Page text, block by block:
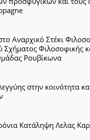
Αναρχικό Στέκι
Σχήματος Φιλοσοφικής
Ρουβίκωνα
στην κοινότητα
Κατάληψη Λελας